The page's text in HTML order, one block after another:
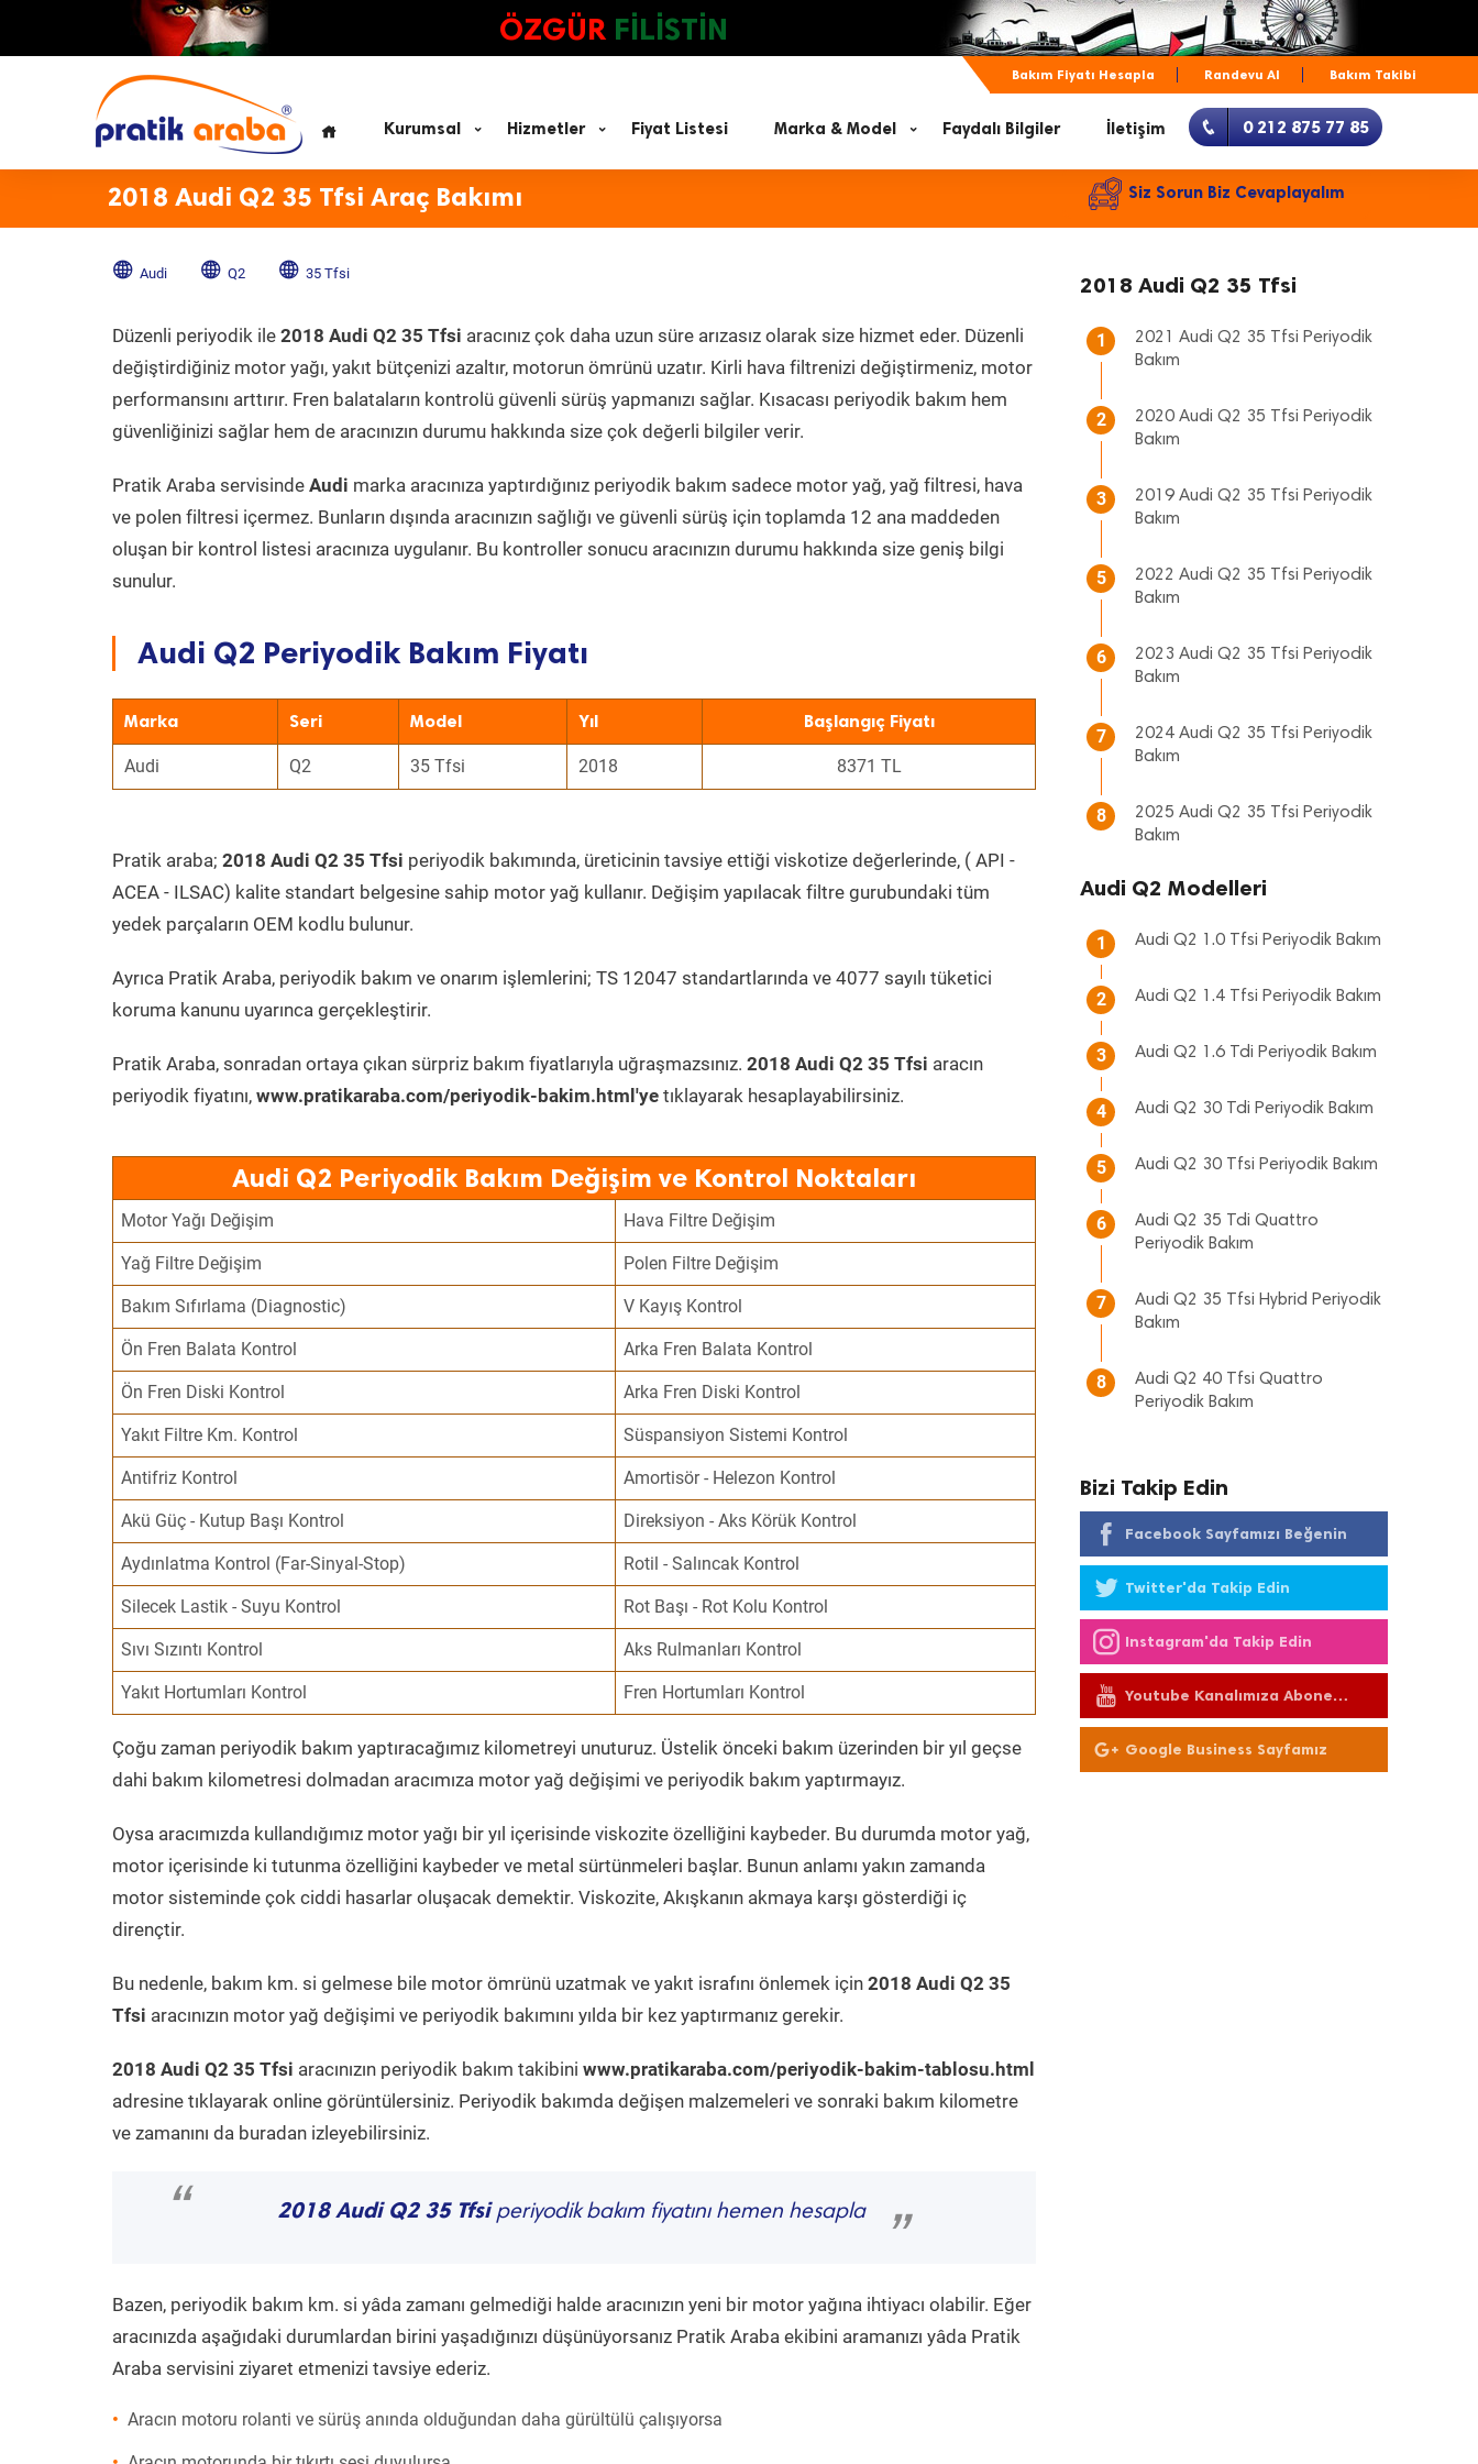
ÖZGÜR FİLİSTİN
Bakım Fiyatı Hesapla Randevu Al Bakım Takibi
Kurumsal Hizmetler Fiyat Listesi Marka & Model Faydalı Bilgiler İletişim 0 212 875 77 85
2018 Audi Q2 35 Tfsi Araç Bakımı Siz Sorun Biz Cevaplayalım
Audi Q2 35 Tfsi
Düzenli periyodik ile 2018 Audi Q2 35 Tfsi aracınız çok daha uzun süre arızasız olarak size hizmet eder. Düzenli
değiştirdiğiniz motor yağı, yakıt bütçenizi azaltır, motorun ömrünü uzatır. Kirli hava filtrenizi değiştirmeniz, motor
performansını arttırır. Fren balataların kontrolü güvenli sürüş yapmanızı sağlar. Kısacası periyodik bakım hem
güvenliğinizi sağlar hem de aracınızın durumu hakkında size çok değerli bilgiler verir.
Pratik Araba servisinde Audi marka aracınıza yaptırdığınız periyodik bakım sadece motor yağ, yağ filtresi, hava
ve polen filtresi içermez. Bunların dışında aracınızın sağlığı ve güvenli sürüş için toplamda 12 ana maddeden
oluşan bir kontrol listesi aracınıza uygulanır. Bu kontroller sonucu aracınızın durumu hakkında size geniş bilgi
sunulur.
Audi Q2 Periyodik Bakım Fiyatı
Marka Seri Model Yıl Başlangıç Fiyatı
Audi Q2 35 Tfsi 2018 8371 TL
Pratik araba; 2018 Audi Q2 35 Tfsi periyodik bakımında, üreticinin tavsiye ettiği viskotize değerlerinde, ( API -
ACEA - ILSAC) kalite standart belgesine sahip motor yağ kullanır. Değişim yapılacak filtre gurubundaki tüm
yedek parçaların OEM kodlu bulunur.
Ayrıca Pratik Araba, periyodik bakım ve onarım işlemlerini; TS 12047 standartlarında ve 4077 sayılı tüketici
koruma kanunu uyarınca gerçekleştirir.
Pratik Araba, sonradan ortaya çıkan sürpriz bakım fiyatlarıyla uğraşmazsınız. 2018 Audi Q2 35 Tfsi aracın
periyodik fiyatını, www.pratikaraba.com/periyodik-bakim.html'ye tıklayarak hesaplayabilirsiniz.
Audi Q2 Periyodik Bakım Değişim ve Kontrol Noktaları
Motor Yağı Değişim Hava Filtre Değişim
Yağ Filtre Değişim Polen Filtre Değişim
Bakım Sıfırlama (Diagnostic) V Kayış Kontrol
Ön Fren Balata Kontrol Arka Fren Balata Kontrol
Ön Fren Diski Kontrol Arka Fren Diski Kontrol
Yakıt Filtre Km. Kontrol Süspansiyon Sistemi Kontrol
Antifriz Kontrol Amortisör - Helezon Kontrol
Akü Güç - Kutup Başı Kontrol Direksiyon - Aks Körük Kontrol
Aydınlatma Kontrol (Far-Sinyal-Stop) Rotil - Salıncak Kontrol
Silecek Lastik - Suyu Kontrol Rot Başı - Rot Kolu Kontrol
Sıvı Sızıntı Kontrol Aks Rulmanları Kontrol
Yakıt Hortumları Kontrol Fren Hortumları Kontrol
Çoğu zaman periyodik bakım yaptıracağımız kilometreyi unuturuz. Üstelik önceki bakım üzerinden bir yıl geçse
dahi bakım kilometresi dolmadan aracımıza motor yağ değişimi ve periyodik bakım yaptırmayız.
Oysa aracımızda kullandığımız motor yağı bir yıl içerisinde viskozite özelliğini kaybeder. Bu durumda motor yağ,
motor içerisinde ki tutunma özelliğini kaybeder ve metal sürtünmeleri başlar. Bunun anlamı yakın zamanda
motor sisteminde çok ciddi hasarlar oluşacak demektir. Viskozite, Akışkanın akmaya karşı gösterdiği iç
dirençtir.
Bu nedenle, bakım km. si gelmese bile motor ömrünü uzatmak ve yakıt israfını önlemek için 2018 Audi Q2 35
Tfsi aracınızın motor yağ değişimi ve periyodik bakımını yılda bir kez yaptırmanız gerekir.
2018 Audi Q2 35 Tfsi aracınızın periyodik bakım takibini www.pratikaraba.com/periyodik-bakim-tablosu.html
adresine tıklayarak online görüntülersiniz. Periyodik bakımda değişen malzemeleri ve sonraki bakım kilometre
ve zamanını da buradan izleyebilirsiniz.
“ 2018 Audi Q2 35 Tfsiperiyodik bakım fiyatını hemen hesapla
”
Bazen, periyodik bakım km. si yâda zamanı gelmediği halde aracınızın yeni bir motor yağına ihtiyacı olabilir. Eğer
aracınızda aşağıdaki durumlardan birini yaşadığınızı düşünüyorsanız Pratik Araba ekibini aramanızı yâda Pratik
Araba servisini ziyaret etmenizi tavsiye ederiz.
Aracın motoru rolanti ve sürüş anında olduğundan daha gürültülü çalışıyorsa
2018 Audi Q2 35 Tfsi
1
2021 Audi Q2 35 Tfsi Periyodik
Bakım
2
2020 Audi Q2 35 Tfsi Periyodik
Bakım
3
2019 Audi Q2 35 Tfsi Periyodik
Bakım
5
2022 Audi Q2 35 Tfsi Periyodik
Bakım
6
2023 Audi Q2 35 Tfsi Periyodik
Bakım
7
2024 Audi Q2 35 Tfsi Periyodik
Bakım
8
2025 Audi Q2 35 Tfsi Periyodik
Bakım
Audi Q2 Modelleri
1 Audi Q2 1.0 Tfsi Periyodik Bakım
2 Audi Q2 1.4 Tfsi Periyodik Bakım
3 Audi Q2 1.6 Tdi Periyodik Bakım
4 Audi Q2 30 Tdi Periyodik Bakım
5 Audi Q2 30 Tfsi Periyodik Bakım
6
Audi Q2 35 Tdi Quattro
Periyodik Bakım
7
Audi Q2 35 Tfsi Hybrid Periyodik
Bakım
8
Audi Q2 40 Tfsi Quattro
Periyodik Bakım
Bizi Takip Edin
Facebook Sayfamızı Beğenin
Twitter'da Takip Edin
Instagram'da Takip Edin
Youtube Kanalımıza Abone
Olun
Google Business Sayfamız